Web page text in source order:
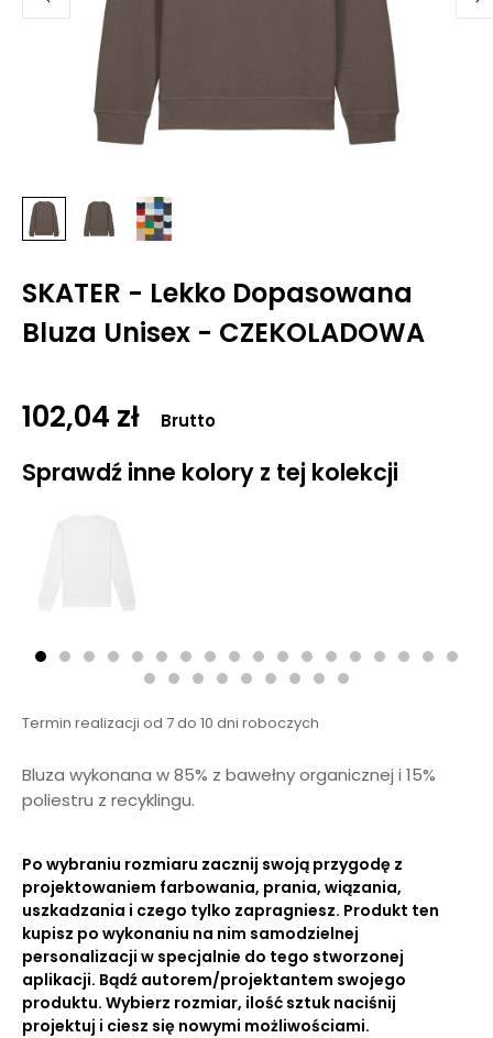
SKATER - Lekko Dopasowana
Bluza Unisex - CZEKOLADOWA
102,04 zł Brutto
Sprawdź inne kolory z tej kolekcji
Termin realizacji od 7 do 10 dni roboczych
Bluza wykonana w 85% z bawełny organicznej i 15%
poliestru z recyklingu.
Po wybraniu rozmiaru zacznij swoją przygodę z
projektowaniem farbowania, prania, wiązania,
uszkadzania i czego tylko zapragniesz. Produkt ten
kupisz po wykonaniu na nim samodzielnej
personalizacji w specjalnie do tego stworzonej
aplikacji. Bądź autorem/projektantem swojego
produktu. Wybierz rozmiar, ilość sztuk naciśnij
projektuj i ciesz się nowymi możliwościami.